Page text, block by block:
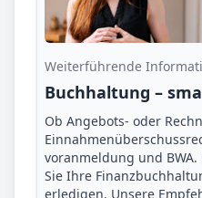
Weiterführende
Buchhaltung –
Ob Angebots- oder
voranmeldung und
Sie Ihre
erledigen. Unsere